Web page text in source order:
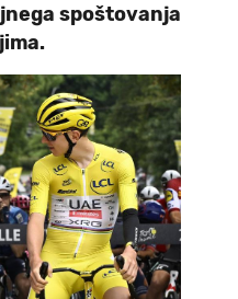
spoštovanja